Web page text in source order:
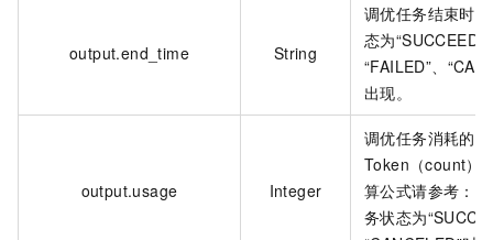
output.end_time String
调优任务结束时
态为
“FAILED”、
出现。
output.usage Integer
调优任务消耗的
Token（count）
算公式请参考：
务状态为